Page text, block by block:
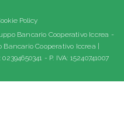
Policy
Bancario Cooperativo Iccrea -
Cooperativo Iccrea |
- P. IVA: 15240741007